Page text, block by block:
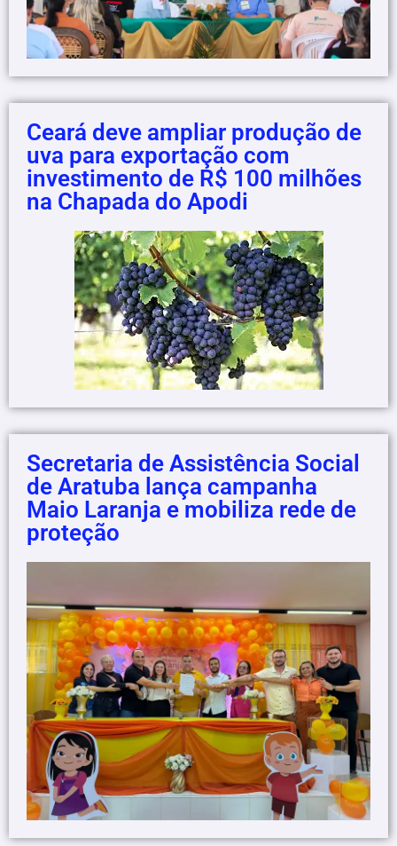
Ceará deve ampliar produção de
uva para exportação com
investimento de R$ 100 milhões
na Chapada do Apodi
Secretaria de Assistência Social
de Aratuba lança campanha
Maio Laranja e mobiliza rede de
proteção